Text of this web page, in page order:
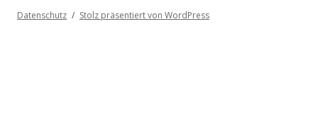
Datenschutz Stolz präsentiert von WordPress